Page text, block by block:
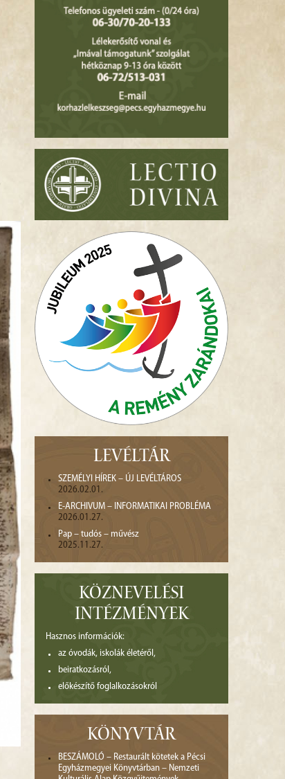
LEVÉLTÁR
SZEMÉLYI HÍREK – ÚJ LEVÉLTÁROS
2026.02.01.
E-ARCHIVUM – INFORMATIKAI PROBLÉMA
2026.01.27.
Pap – tudós – művész
2025.11.27.
KÖZNEVELÉSI
INTÉZMÉNYEK
Hasznos információk:
az óvodák, iskolák életéről,
beiratkozásról,
előkészítő foglalkozásokról
KÖNYVTÁR
BESZÁMOLÓ – Restaurált kötetek a Pécsi
Egyházmegyei Könyvtárban – Nemzeti